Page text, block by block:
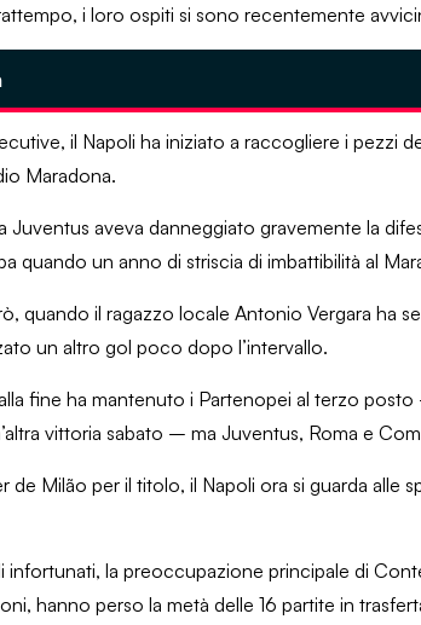
i loro ospiti si sono recentemente
il Napoli ha iniziato a raccogliere i pezzi
Maradona.
aveva danneggiato gravemente la
quando un anno di striscia di imbattibilità al
quando il ragazzo locale Antonio Vergara ha
un altro gol poco dopo l’intervallo.
fine ha mantenuto i Partenopei al terzo
vittoria sabato – ma Juventus, Roma e
de Milão per il titolo, il Napoli ora si guarda alle
la preoccupazione principale di
hanno perso la metà delle 16 partite in